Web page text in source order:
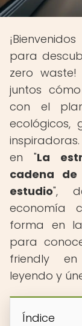
para
zero waste!
juntos
con el
ecológicos,
en "La
cadena de
estudio",
economía
forma en la
para
friendly en
leyendo y
Índice